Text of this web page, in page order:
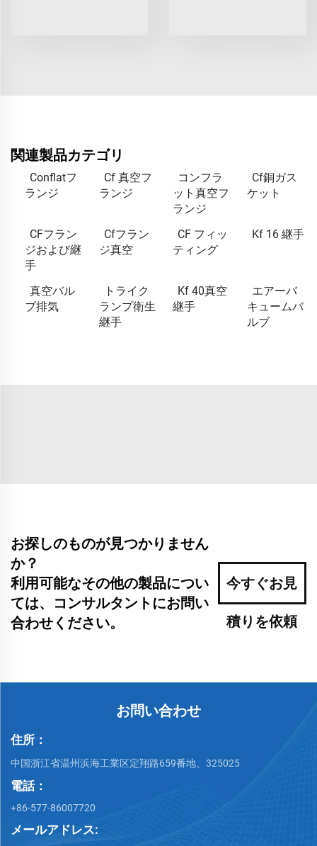
関連製品カテゴリ
Conflatフ
ランジ
Cf 真空フ
ランジ
コンフラ
ット真空フ
ランジ
Cf銅ガス
ケット
CFフラン
ジおよび継
手
Cfフラン
ジ真空
CF フィッ
ティング
Kf 16 継手
真空バル
ブ排気
トライク
ランプ衛生
継手
Kf 40真空
継手
エアーバ
キュームバ
ルブ
お探しのものが見つかりません
か？
利用可能なその他の製品につい
ては、コンサルタントにお問い
合わせください。
今すぐお見
積りを依頼
お問い合わせ
住所：
中国浙江省温州浜海工業区定翔路659番地、325025
電話：
+86-577-86007720
メールアドレス: